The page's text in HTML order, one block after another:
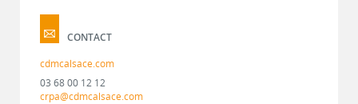
CONTACT
cdmcalsace.com
03 68 00 12 12
crpa@cdmcalsace.com